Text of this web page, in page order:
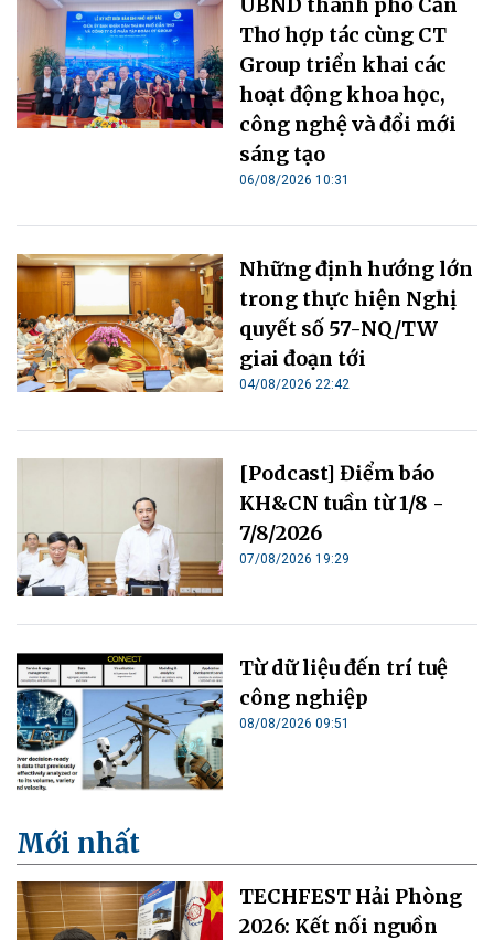
Thơ hợp tác cùng CT
Group triển khai các
hoạt động khoa học,
công nghệ và đổi mới
sáng tạo
06/08/2026 10:31
Những định hướng lớn
trong thực hiện Nghị
quyết số 57-NQ/TW
giai đoạn tới
04/08/2026 22:42
[Podcast] Điểm báo
KH&CN tuần từ 1/8 -
7/8/2026
07/08/2026 19:29
Từ dữ liệu đến trí tuệ
công nghiệp
08/08/2026 09:51
Mới nhất
TECHFEST Hải Phòng
2026: Kết nối nguồn